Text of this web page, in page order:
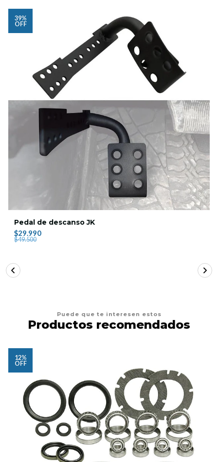
39%
OFF
Pedal de descanso JK
$29.990
$49.500
Puede que te interesen estos
Productos recomendados
12%
OFF